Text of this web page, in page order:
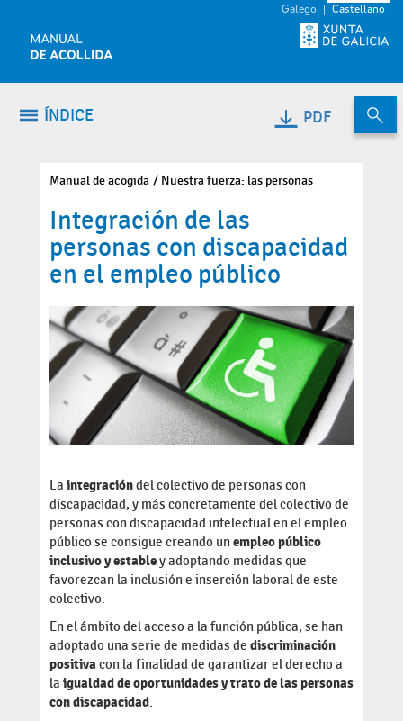
Galego Castellano
ÍNDICE PDF
Manual de acogida Nuestra fuerza: las personas
Integración de las
personas con discapacidad
en el empleo público
La integracióndel colectivo de personas con
discapacidad, y más concretamente del colectivo de
personas con discapacidad intelectual en el empleo
público se consigue creando unempleo público
inclusivo y establey adoptando medidas que
favorezcan la inclusión e inserción laboral de este
colectivo.
En el ámbito del acceso a la función pública, se han
adoptado una serie de medidas de discriminación
positiva con la finalidad de garantizar el derecho a
la igualdad de oportunidades y trato de las personas
con discapacidad.